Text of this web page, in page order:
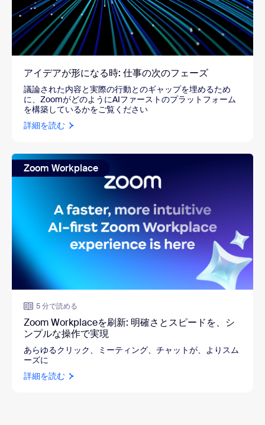
アイデアが形になる時: 仕事の次のフェーズ
議論された内容と実際の行動とのギャップを埋めるため
に、ZoomがどのようにAIファーストのプラットフォーム
を構築しているかをご覧ください
詳細を読む
Zoom Workplace
5 分で読める
Zoom Workplaceを刷新: 明確さとスピードを、シ
ンプルな操作で実現
あらゆるクリック、ミーティング、チャットが、よりスム
ーズに
詳細を読む